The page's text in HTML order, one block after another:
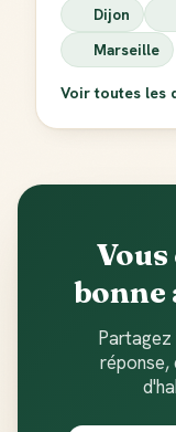
Dijon
Marseille
Voir toutes les
bonne
Partagez
réponse,